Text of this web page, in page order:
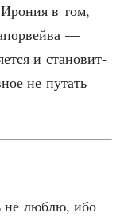
Иро­ния в том,
—
и ста­но­вит­
не путать
не люб­лю, ибо